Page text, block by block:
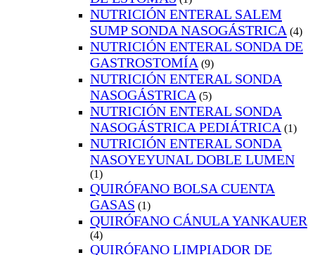
NUTRICIÓN ENTERAL SALEM
SUMP SONDA NASOGÁSTRICA (4)
NUTRICIÓN ENTERAL SONDA DE
GASTROSTOMÍA (9)
NUTRICIÓN ENTERAL SONDA
NASOGÁSTRICA (5)
NUTRICIÓN ENTERAL SONDA
NASOGÁSTRICA PEDIÁTRICA (1)
NUTRICIÓN ENTERAL SONDA
NASOYEYUNAL DOBLE LUMEN
(1)
QUIRÓFANO BOLSA CUENTA
GASAS (1)
QUIRÓFANO CÁNULA YANKAUER
(4)
QUIRÓFANO LIMPIADOR DE